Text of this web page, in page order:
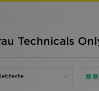
Technicals